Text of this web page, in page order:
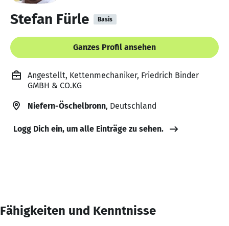
Stefan Fürle Basis
Ganzes Profil ansehen
Angestellt, Kettenmechaniker, Friedrich Binder
GMBH & CO.KG
Niefern-Öschelbronn, Deutschland
Logg Dich ein, um alle Einträge zu sehen.
Fähigkeiten und Kenntnisse